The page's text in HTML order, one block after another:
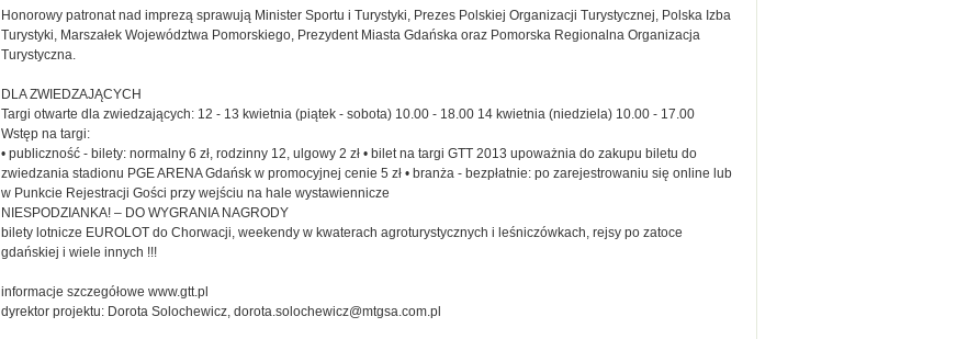
Honorowy patronat nad imprezą sprawują Minister Sportu i Turystyki, Prezes Polskiej Organizacji Turystycznej, Polska Izba
Turystyki, Marszałek Województwa Pomorskiego, Prezydent Miasta Gdańska oraz Pomorska Regionalna Organizacja
Turystyczna.
DLA ZWIEDZAJĄCYCH
Targi otwarte dla zwiedzających: 12 - 13 kwietnia (piątek - sobota) 10.00 - 18.00 14 kwietnia (niedziela) 10.00 - 17.00
Wstęp na targi:
• publiczność - bilety: normalny 6 zł, rodzinny 12, ulgowy 2 zł • bilet na targi GTT 2013 upoważnia do zakupu biletu do
zwiedzania stadionu PGE ARENA Gdańsk w promocyjnej cenie 5 zł • branża - bezpłatnie: po zarejestrowaniu się online lub
w Punkcie Rejestracji Gości przy wejściu na hale wystawiennicze
NIESPODZIANKA! – DO WYGRANIA NAGRODY
bilety lotnicze EUROLOT do Chorwacji, weekendy w kwaterach agroturystycznych i leśniczówkach, rejsy po zatoce
gdańskiej i wiele innych !!!
informacje szczegółowe www.gtt.pl
dyrektor projektu: Dorota Solochewicz, dorota.solochewicz@mtgsa.com.pl